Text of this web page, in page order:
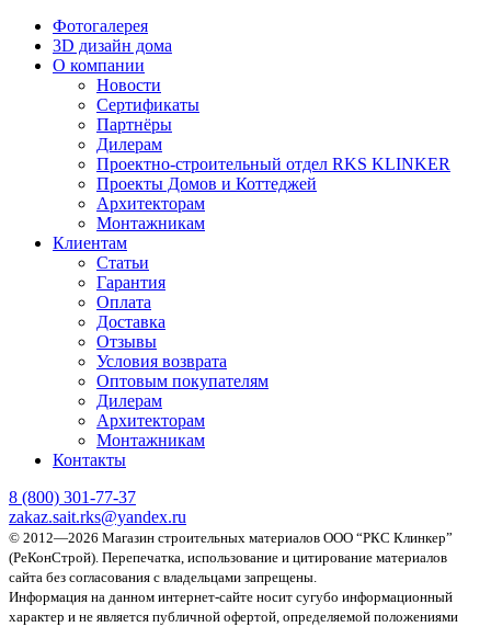
Фотогалерея
3D дизайн дома
О компании
Новости
Сертификаты
Партнёры
Дилерам
Проектно-строительный отдел RKS KLINKER
Проекты Домов и Коттеджей
Архитекторам
Монтажникам
Клиентам
Статьи
Гарантия
Оплата
Доставка
Отзывы
Условия возврата
Оптовым покупателям
Дилерам
Архитекторам
Монтажникам
Контакты
8 (800) 301-77-37
zakaz.sait.rks@yandex.ru
© 2012—2026 Магазин строительных материалов ООО “РКС Клинкер”
(РеКонСтрой). Перепечатка, использование и цитирование материалов
сайта без согласования с владельцами запрещены.
Информация на данном интернет-сайте носит сугубо информационный
характер и не является публичной офертой, определяемой положениями